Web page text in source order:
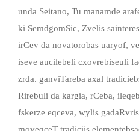
unda Seitano, Tu manamde
ki SemdgomSic, Zvelis
irCev da novatorobas uaryof,
iseve aucilebeli cxovrebiseuli
zrda. ganviTareba axal
Rirebuli da kargia, rCeba,
fskerze eqceva, wylis
moveqceT tradiciis